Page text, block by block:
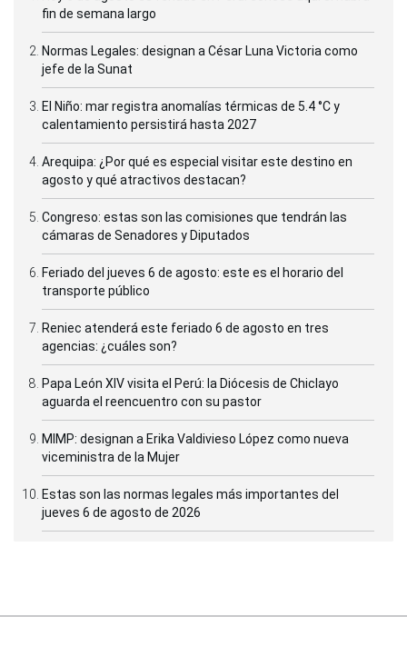
fin de semana largo
Normas Legales: designan a César Luna Victoria como
jefe de la Sunat
El Niño: mar registra anomalías térmicas de 5.4 °C y
calentamiento persistirá hasta 2027
Arequipa: ¿Por qué es especial visitar este destino en
agosto y qué atractivos destacan?
Congreso: estas son las comisiones que tendrán las
cámaras de Senadores y Diputados
Feriado del jueves 6 de agosto: este es el horario del
transporte público
Reniec atenderá este feriado 6 de agosto en tres
agencias: ¿cuáles son?
Papa León XIV visita el Perú: la Diócesis de Chiclayo
aguarda el reencuentro con su pastor
MIMP: designan a Erika Valdivieso López como nueva
viceministra de la Mujer
Estas son las normas legales más importantes del
jueves 6 de agosto de 2026